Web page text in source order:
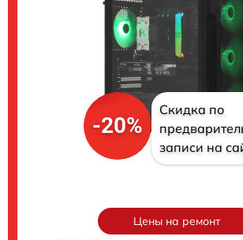
-20%
Скидка по
записи на
Цены на ремонт